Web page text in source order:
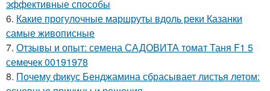
эффективные способы
6. Какие прогулочные маршруты вдоль реки Казанки
самые живописные
7. Отзывы и опыт: семена САДОВИТА томат Таня F1 5
семечек 00191978
8. Почему фикус Бенджамина сбрасывает листья летом: